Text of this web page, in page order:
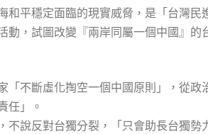
和平穩定面臨的現實威脅，是「台灣
動，試圖改變『兩岸同屬一個中國』的
「不斷虛化掏空一個中國原則」，從
任」。
不說反對台獨分裂，「只會助長台獨